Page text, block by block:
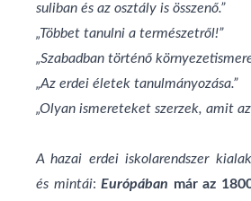
suliban és az osztály is összenő.”
„Többet tanulni a természetről!”
„Szabadban történő
„Az erdei életek tanulmányozása.”
„Olyan ismereteket szerzek, amit
A hazai erdei iskolarendszer
és mintái:Európában már az